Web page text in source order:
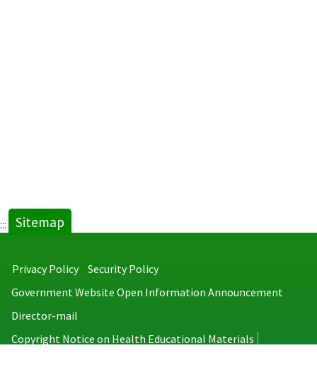
::: Sitemap
Privacy Policy
Security Policy
Government Website Open Information Announcement
Director-mail
Copyright Notice on Health Educational Materials